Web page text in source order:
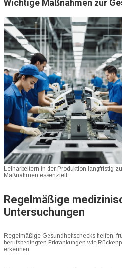
Wichtige Maßnahmen zur
Leiharbeitern in der Produktion langfristig
Maßnahmen essenziell:
Regelmäßige
Untersuchungen
Regelmäßige Gesundheitschecks helfen,
berufsbedingten Erkrankungen wie
erkennen.